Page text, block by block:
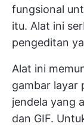
fungsional
itu. Alat ini
pengeditan
Alat ini
gambar layar
jendela yang
dan GIF.